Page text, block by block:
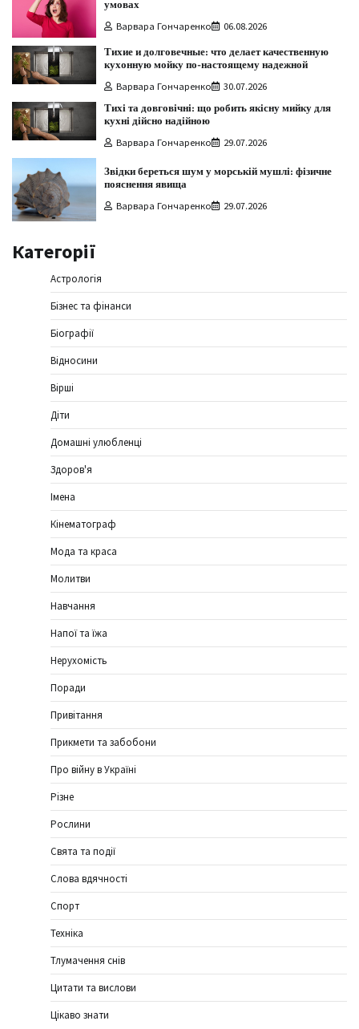
умовах
Варвара Гончаренко 06.08.2026
Тихие и долговечные: что делает качественную
кухонную мойку по-настоящему надежной
Варвара Гончаренко 30.07.2026
Тихі та довговічні: що робить якісну мийку для
кухні дійсно надійною
Варвара Гончаренко 29.07.2026
Звідки береться шум у морській мушлі: фізичне
пояснення явища
Варвара Гончаренко 29.07.2026
Категорії
Астрологія
Бізнес та фінанси
Біографії
Відносини
Вірші
Діти
Домашні улюбленці
Здоров'я
Імена
Кінематограф
Мода та краса
Молитви
Навчання
Напої та їжа
Нерухомість
Поради
Привітання
Прикмети та забобони
Про війну в Україні
Різне
Рослини
Свята та події
Слова вдячності
Спорт
Техніка
Тлумачення снів
Цитати та вислови
Цікаво знати